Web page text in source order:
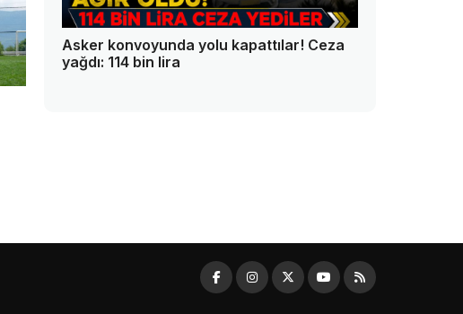
Asker konvoyunda yolu kapattılar! Ceza
yağdı: 114 bin lira